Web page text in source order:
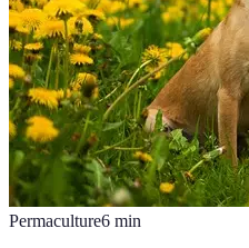
Permaculture6 min